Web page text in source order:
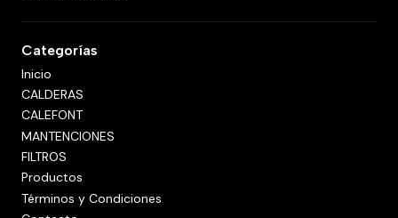
Categorías
Inicio
CALDERAS
CALEFONT
MANTENCIONES
FILTROS
Productos
Términos y Condiciones